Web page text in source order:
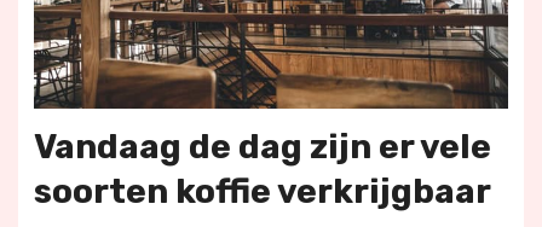
Vandaag de dag zijn er vele
soorten koffie verkrijgbaar